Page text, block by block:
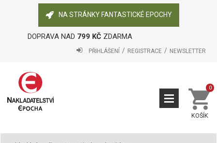
NA STRÁNKY FANTASTICKÉ EPOCHY
DOPRAVA NAD 799 KČZDARMA
PŘIHLÁŠENÍ REGISTRACE NEWSLETTER
KOŠÍK
0